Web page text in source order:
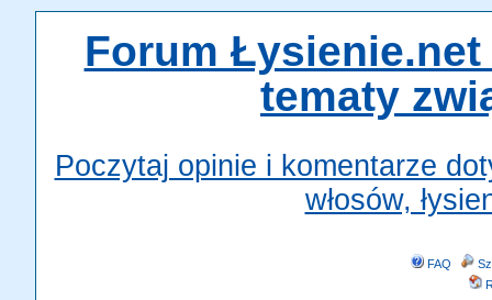
Forum
tematy
Poczytaj opinie i komentarze
włosów,
FAQ